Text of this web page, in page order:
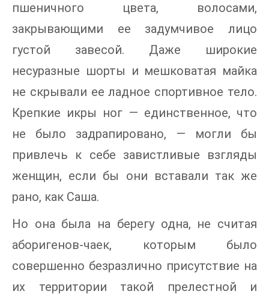
пшеничного цвета, волосами,
закрывающими ее задумчивое лицо
густой завесой. Даже широкие
несуразные шорты и мешковатая майка
не скрывали ее ладное спортивное тело.
Крепкие икры ног — единственное, что
не было задрапировано, — могли бы
привлечь к себе завистливые взгляды
женщин, если бы они вставали так же
рано, как Саша.
Но она была на берегу одна, не считая
аборигенов-чаек, которым было
совершенно безразлично присутствие на
их территории такой прелестной и